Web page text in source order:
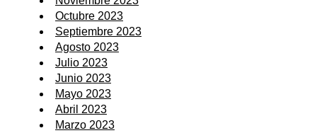
Octubre 2023
Septiembre 2023
Agosto 2023
Julio 2023
Junio 2023
Mayo 2023
Abril 2023
Marzo 2023